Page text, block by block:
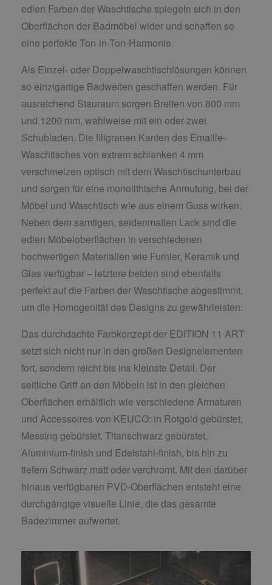
edlen Farben der Waschtische spiegeln sich in den
Oberflächen der Badmöbel wider und schaffen so
eine perfekte Ton-in-Ton-Harmonie.
Als Einzel- oder Doppelwaschtischlösungen können
so einzigartige Badwelten geschaffen werden. Für
ausreichend Stauraum sorgen Breiten von 800 mm
und 1200 mm, wahlweise mit ein oder zwei
Schubladen. Die filigranen Kanten des Emaille-
Waschtisches von extrem schlanken 4 mm
verschmelzen optisch mit dem Waschtischunterbau
und sorgen für eine monolithische Anmutung, bei der
Möbel und Waschtisch wie aus einem Guss wirken.
Neben dem samtigen, seidenmatten Lack sind die
edlen Möbeloberflächen in verschiedenen
hochwertigen Materialien wie Furnier, Keramik und
Glas verfügbar – letztere beiden sind ebenfalls
perfekt auf die Farben der Waschtische abgestimmt,
um die Homogenität des Designs zu gewährleisten.
Das durchdachte Farbkonzept der EDITION 11 ART
setzt sich nicht nur in den großen Designelementen
fort, sondern reicht bis ins kleinste Detail. Der
seitliche Griff an den Möbeln ist in den gleichen
Oberflächen erhältlich wie verschiedene Armaturen
und Accessoires von KEUCO: in Rotgold gebürstet,
Messing gebürstet, Titanschwarz gebürstet,
Aluminium-finish und Edelstahl-finish, bis hin zu
tiefem Schwarz matt oder verchromt. Mit den darüber
hinaus verfügbaren PVD-Oberflächen entsteht eine
durchgängige visuelle Linie, die das gesamte
Badezimmer aufwertet.